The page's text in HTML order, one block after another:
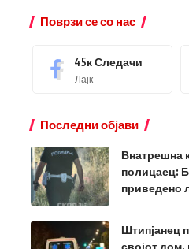
Поврзи се со нас
45кСледачи
Лајк
Последни објави
Внатрешна
полицаец:
приведено
Штипјанец
својот дом,